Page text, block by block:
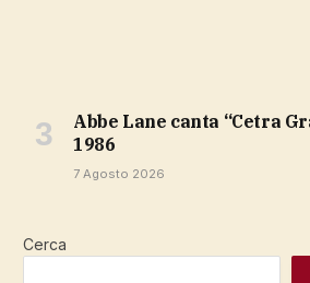
Abbe Lane canta “Cetra Graffiti” in Rai nel
1986
7 Agosto 2026
Cerca